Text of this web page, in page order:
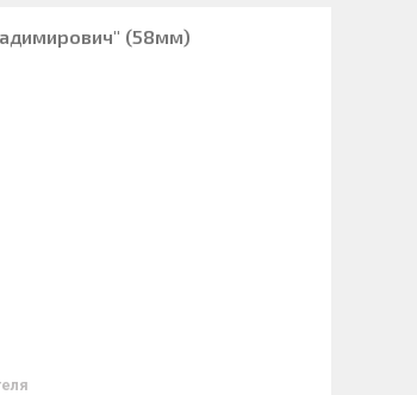
(58мм)